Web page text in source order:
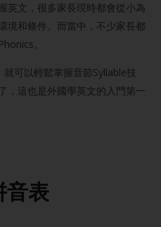
英文，很多家長現時都會從小為
境和條件。而當中，不少家長都
。
可以輕鬆掌握音節Syllable技
，這也是外國學英文的入門第一
表